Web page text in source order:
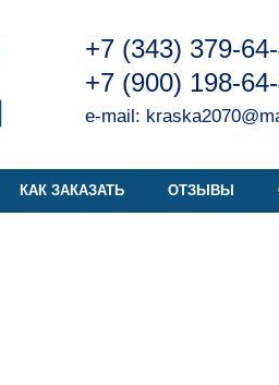
+7 (343) 379-
+7 (900) 198-
e-mail:
КАК ЗАКАЗАТЬ ОТЗЫВЫ